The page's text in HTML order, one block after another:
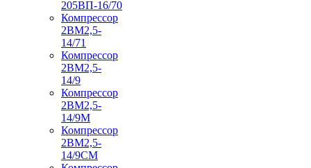
205ВП-16/70
Компрессор
2ВМ2,5-
14/71
Компрессор
2ВМ2,5-
14/9
Компрессор
2ВМ2,5-
14/9М
Компрессор
2ВМ2,5-
14/9СМ